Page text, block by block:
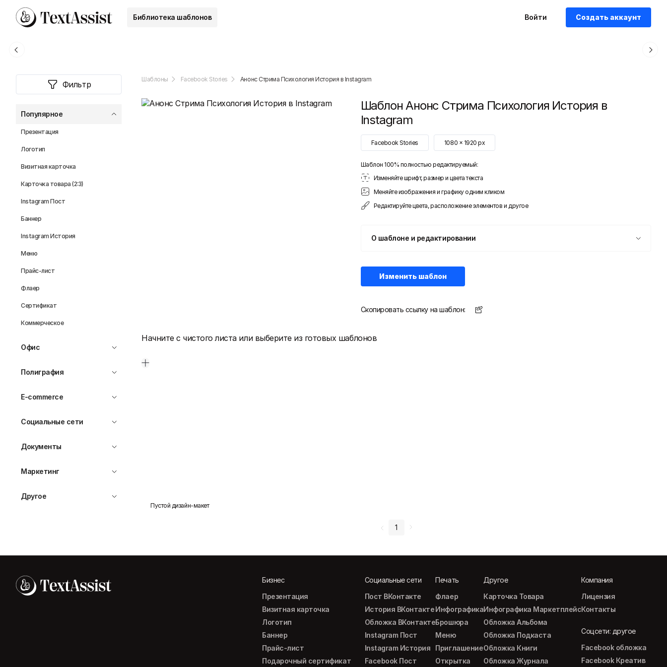
Библиотека шаблонов Войти Создать аккаунт
Фильтр
Популярное
Презентация
Логотип
Визитная карточка
Карточка товара (2:3)
Instagram Пост
Баннер
Instagram История
Меню
Прайс-лист
Флаер
Сертификат
Коммерческое
Офис
Полиграфия
E-commerce
Социальные сети
Документы
Маркетинг
Другое
Шаблоны Facebook Stories Анонс Стрима Психология История в Instagram
ШаблонАнонс Стрима Психология История в
Instagram
Facebook Stories 1080 x 1920 px
Шаблон 100% полностью редактируемый:
Изменяйте шрифт, размер и цвета текста
Меняйте изображения и графику одним кликом
Редактируйте цвета, расположение элементов и другое
О шаблоне и редактировании
Изменить шаблон
Скопировать ссылку на шаблон:
Начните с чистого листа или выберите из готовых шаблонов
Пустой дизайн-макет
1
Бизнес
Презентация
Визитная карточка
Логотип
Баннер
Прайс-лист
Подарочный сертификат
Социальные сети
Пост ВКонтакте
История ВКонтакте
Обложка ВКонтакте
Instagram Пост
Instagram История
Facebook Пост
Печать
Флаер
Инфографика
Брошюра
Меню
Приглашение
Открытка
Другое
Карточка Товара
Инфографика Маркетплейс
Обложка Альбома
Обложка Подкаста
Обложка Книги
Обложка Журнала
Компания
Лицензия
Контакты
Соцсети: другое
Facebook обложка
Facebook Креатив